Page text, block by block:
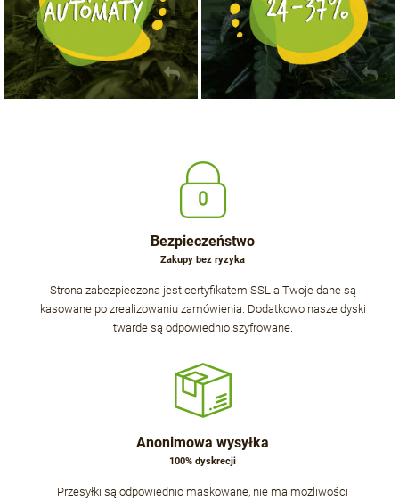
Bezpieczeństwo
Zakupy bez ryzyka
Strona zabezpieczona jest certyfikatem SSL a Twoje dane są
kasowane po zrealizowaniu zamówienia. Dodatkowo nasze dyski
twarde są odpowiednio szyfrowane.
Anonimowa wysyłka
100% dyskrecji
Przesyłki są odpowiednio maskowane, nie ma możliwości